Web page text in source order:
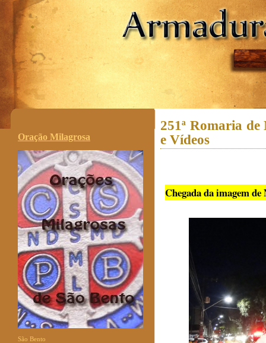
.
Oração Milagrosa
São Bento
251ª Romaria de
e Vídeos
Chegada da imagem de